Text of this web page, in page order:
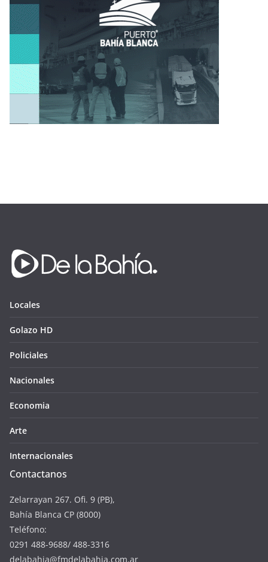
Locales
Golazo HD
Policiales
Nacionales
Economia
Arte
Internacionales
Contactanos
Zelarrayan 267. Ofi. 9 (PB),
Bahía Blanca CP (8000)
Teléfono:
0291 488-9688/ 488-3316
delabahia@fmdelabahia.com.ar